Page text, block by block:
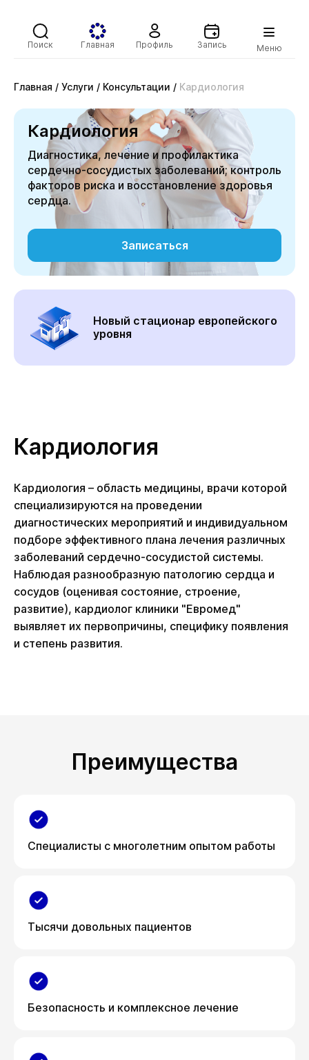
Поиск Главная Профиль Запись Меню
Главная / Услуги / Консультации / Кардиология
Кардиология
Диагностика, лечение и профилактика
сердечно-сосудистых заболеваний; контроль
факторов риска и восстановление здоровья
сердца.
Записаться
Новый стационар европейского
уровня
Кардиология
Кардиология – область медицины, врачи которой
специализируются на проведении
диагностических мероприятий и индивидуальном
подборе эффективного плана лечения различных
заболеваний сердечно-сосудистой системы.
Наблюдая разнообразную патологию сердца и
сосудов (оценивая состояние, строение,
развитие), кардиолог клиники "Евромед"
выявляет их первопричины, специфику появления
и степень развития.
Преимущества
Специалисты с многолетним опытом работы
Тысячи довольных пациентов
Безопасность и комплексное лечение